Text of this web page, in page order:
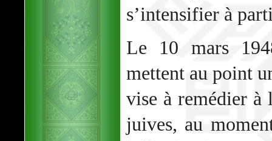
s’intensifier à
Le 10 mars
mettent au point
vise à remédier à
juives, au